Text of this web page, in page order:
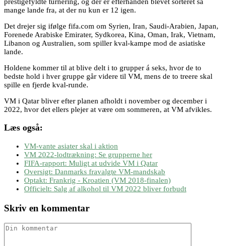
mange lande fra, at der nu kun er 12 igen.
Det drejer sig ifølge fifa.com om Syrien, Iran, Saudi-Arabien, Japan,
Forenede Arabiske Emirater, Sydkorea, Kina, Oman, Irak, Vietnam,
Libanon og Australien, som spiller kval-kampe mod de asiatiske
lande.
Holdene kommer til at blive delt i to grupper á seks, hvor de to
bedste hold i hver gruppe går videre til VM, mens de to treere skal
spille en fjerde kval-runde.
VM i Qatar bliver efter planen afholdt i november og december i
2022, hvor det ellers plejer at være om sommeren, at VM afvikles.
Læs også:
VM-vante asiater skal i aktion
VM 2022-lodtrækning: Se grupperne her
FIFA-rapport: Muligt at udvide VM i Qatar
Oversigt: Danmarks fravalgte VM-mandskab
Optakt: Frankrig - Kroatien (VM 2018-finalen)
Officielt: Salg af alkohol til VM 2022 bliver forbudt
Skriv en kommentar